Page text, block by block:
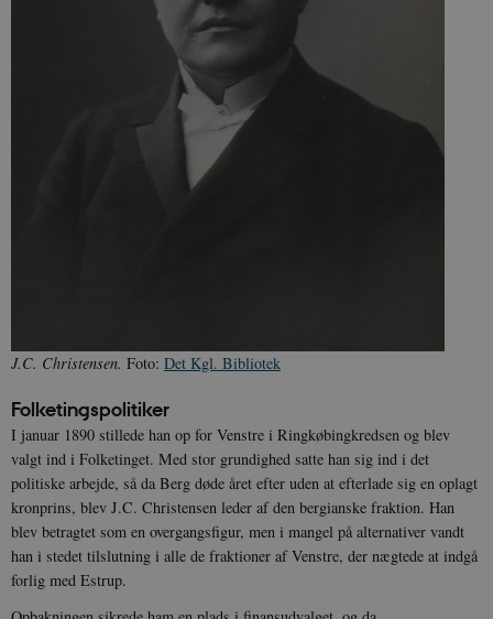
J.C. Christensen. Foto: Det Kgl. Bibliotek
Folketingspolitiker
I januar 1890 stillede han op for Venstre i Ringkøbingkredsen og blev
valgt ind i Folketinget. Med stor grundighed satte han sig ind i det
politiske arbejde, så da Berg døde året efter uden at efterlade sig en oplagt
kronprins, blev J.C. Christensen leder af den bergianske fraktion. Han
blev betragtet som en overgangsfigur, men i mangel på alternativer vandt
han i stedet tilslutning i alle de fraktioner af Venstre, der nægtede at indgå
forlig med Estrup.